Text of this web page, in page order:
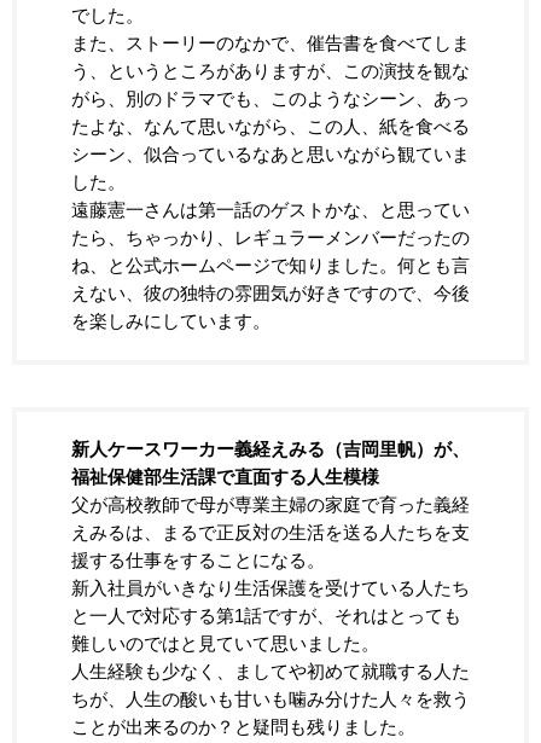
でした。
また、ストーリーのなかで、催告書を食べてしま
う、というところがありますが、この演技を観な
がら、別のドラマでも、このようなシーン、あっ
たよな、なんて思いながら、この人、紙を食べる
シーン、似合っているなあと思いながら観ていま
した。
遠藤憲一さんは第一話のゲストかな、と思ってい
たら、ちゃっかり、レギュラーメンバーだったの
ね、と公式ホームページで知りました。何とも言
えない、彼の独特の雰囲気が好きですので、今後
を楽しみにしています。
新人ケースワーカー義経えみる（吉岡里帆）が、
福祉保健部生活課で直面する人生模様
父が高校教師で母が専業主婦の家庭で育った義経
えみるは、まるで正反対の生活を送る人たちを支
援する仕事をすることになる。
新入社員がいきなり生活保護を受けている人たち
と一人で対応する第1話ですが、それはとっても
難しいのではと見ていて思いました。
人生経験も少なく、ましてや初めて就職する人た
ちが、人生の酸いも甘いも噛み分けた人々を救う
ことが出来るのか？と疑問も残りました。